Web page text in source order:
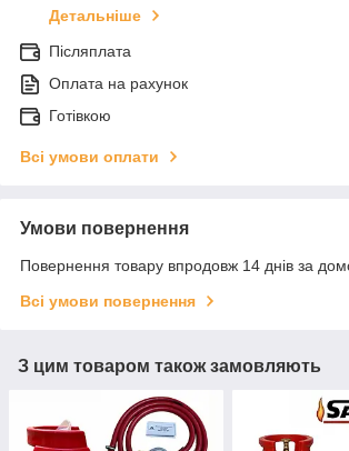
Детальніше
Післяплата
Оплата на рахунок
Готівкою
Всі умови оплати
Умови повернення
Повернення товару впродовж 14 днів за
Всі умови повернення
З цим товаром також замовляють